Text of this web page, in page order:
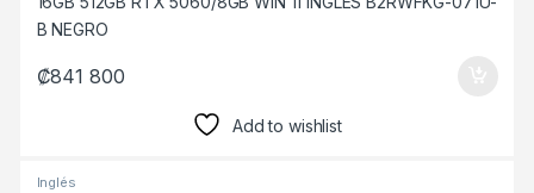
₡841 800
Add to wishlist
Inglés